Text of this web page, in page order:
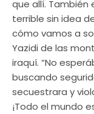
que allí.
terrible sin idea
cómo vamos a
Yazidi de las
iraquí. “No
buscando
secuestrara y
¡Todo el mundo